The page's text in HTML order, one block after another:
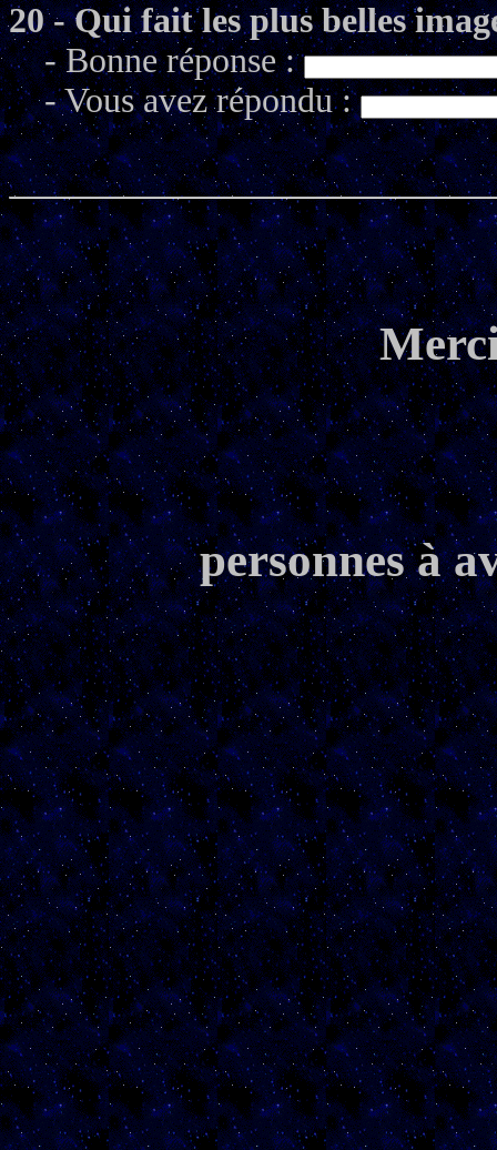
20 - Qui fait les plus belles
- Bonne réponse :
- Vous avez répondu :
personnes à